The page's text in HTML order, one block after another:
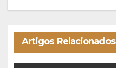
Artigos Relacionados